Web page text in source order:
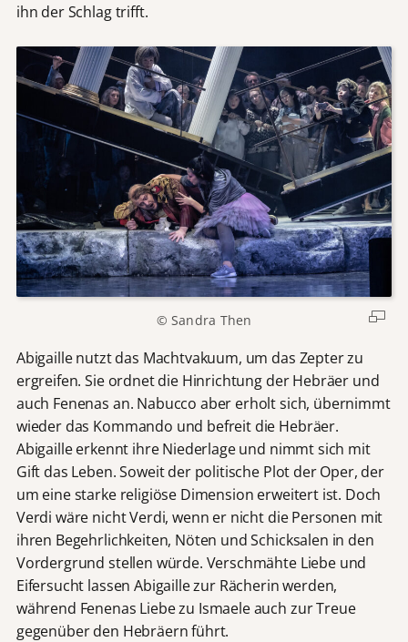
ihn der Schlag trifft.
© Sandra Then
Abigaille nutzt das Machtvakuum, um das Zepter zu
ergreifen. Sie ordnet die Hinrichtung der Hebräer und
auch Fenenas an. Nabucco aber erholt sich, übernimmt
wieder das Kommando und befreit die Hebräer.
Abigaille erkennt ihre Niederlage und nimmt sich mit
Gift das Leben. Soweit der politische Plot der Oper, der
um eine starke religiöse Dimension erweitert ist. Doch
Verdi wäre nicht Verdi, wenn er nicht die Personen mit
ihren Begehrlichkeiten, Nöten und Schicksalen in den
Vordergrund stellen würde. Verschmähte Liebe und
Eifersucht lassen Abigaille zur Rächerin werden,
während Fenenas Liebe zu Ismaele auch zur Treue
gegenüber den Hebräern führt.